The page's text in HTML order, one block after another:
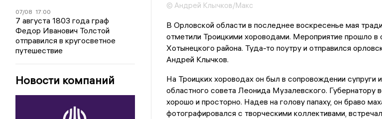
07/08 17:00
7 августа 1803 года граф
Федор Иванович Толстой
отправился в кругосветное
путешествие
Новости компаний
© Андрей Клычков/Макс
В Орловской области в последнее воскресенье мая
отметили Троицкими хороводами. Мероприятие прошло в
Хотынецкого района. Туда-то поутру и отправился
Андрей Клычков.
На Троицких хороводах он был в сопровождении супруги
областного совета Леонида Музалевского. Губернатору
хорошо и просторно. Надев на голову папаху, он браво
фотографировался с творческими коллективами,